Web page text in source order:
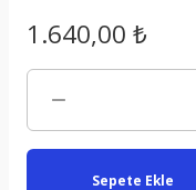
1.640,00 ₺
Sepete Ekle